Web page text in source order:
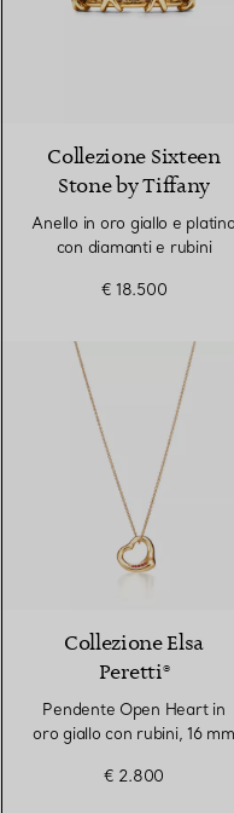
Collezione Sixteen
Stone by Tiffany
Anello in oro giallo e platino
con diamanti e rubini
€ 18.500
Collezione Elsa
Peretti®
Pendente Open Heart in
oro giallo con rubini, 16 mm
€ 2.800